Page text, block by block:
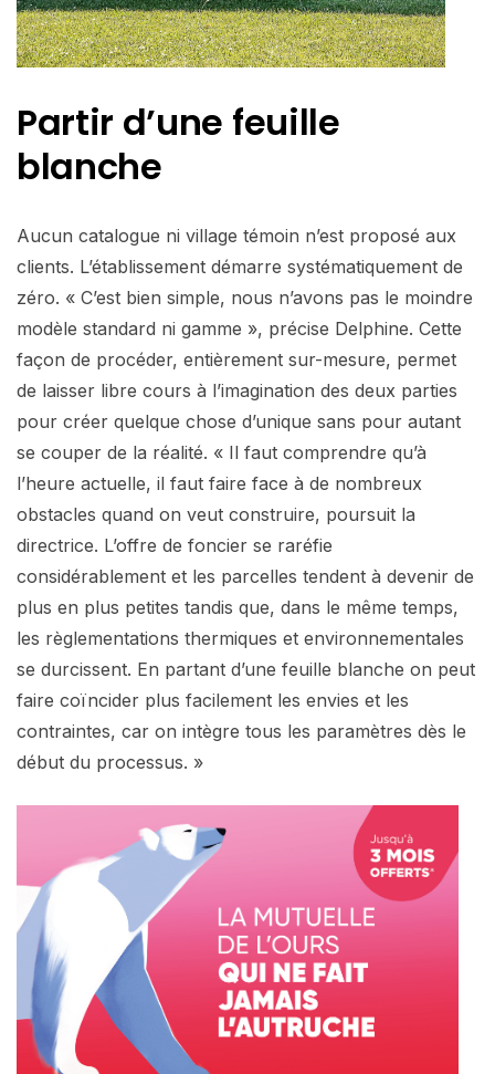
Partir d’une feuille
blanche
Aucun catalogue ni village témoin n’est proposé aux
clients. L’établissement démarre systématiquement de
zéro. « C’est bien simple, nous n’avons pas le moindre
modèle standard ni gamme », précise Delphine. Cette
façon de procéder, entièrement sur-mesure, permet
de laisser libre cours à l’imagination des deux parties
pour créer quelque chose d’unique sans pour autant
se couper de la réalité. « Il faut comprendre qu’à
l’heure actuelle, il faut faire face à de nombreux
obstacles quand on veut construire, poursuit la
directrice. L’offre de foncier se raréfie
considérablement et les parcelles tendent à devenir de
plus en plus petites tandis que, dans le même temps,
les règlementations thermiques et environnementales
se durcissent. En partant d’une feuille blanche on peut
faire coïncider plus facilement les envies et les
contraintes, car on intègre tous les paramètres dès le
début du processus. »